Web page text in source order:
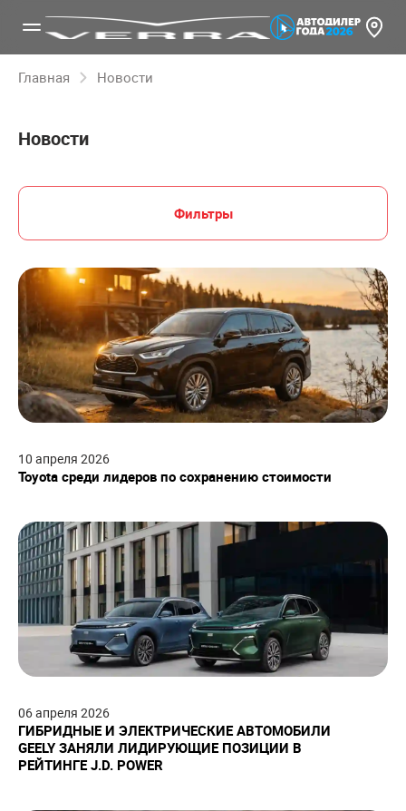
Главная Новости
Новости
Фильтры
10 апреля 2026
Toyota среди лидеров по сохранению стоимости
06апреля 2026
ГИБРИДНЫЕ И ЭЛЕКТРИЧЕСКИЕ АВТОМОБИЛИ
GEELY ЗАНЯЛИ ЛИДИРУЮЩИЕ ПОЗИЦИИ В
РЕЙТИНГЕ J.D. POWER